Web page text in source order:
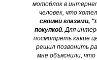
мотоблок в
человек, что
своими глазами,
покупкой. Для
посмотреть какие
решил позвонить
мне объяснили,